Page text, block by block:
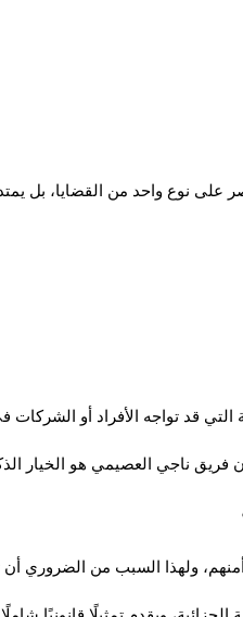
على نوع واحد من القضايا، بل
التي قد تواجه الأفراد أو
وأمنهم، ولهذا السبب من